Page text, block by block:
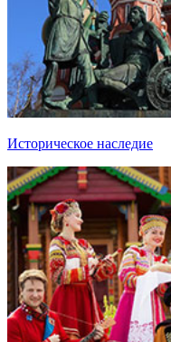
Историческое наследие